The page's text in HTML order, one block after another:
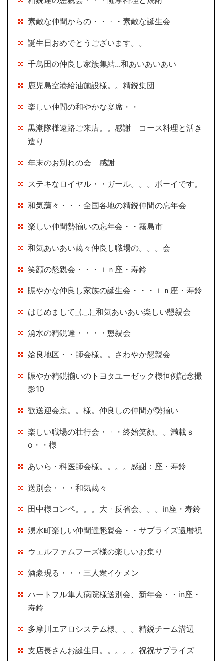
素敵な仲間からの・・・・素敵な誕生会
誕生日おめでとうございます。。
千鳥田の仲良し家族集結...和あいあいあい
鹿児島空港給油施設様。。精鋭集団
楽しい仲間の和やかな宴席・・
黒潮隊様遠路ご来店。。感謝 コース料理と活き
造り
年末のお別れの会 感謝
ステキなロイヤル・・ガール。。。ボーイです。
和気藹々・・・全国各地の精鋭仲間の忘年会
楽しい仲間勢揃いの忘年会・・霧島市
和気あいあい藹々仲良し職場の。。。会
笑顔の懇親会・・・ｉｎ座・寿鈴
賑やかな仲良し家族の誕生会・・・ｉｎ座・寿鈴
はじめまして_(._.)_和気あいあい楽しい懇親会
湧水の精鋭達・・・・懇親会
姶良地区・・師会様。。さわやか懇親会
賑やか精鋭揃いのトヨタユーゼック様恒例記念撮
影10
歓送迎会京。。様。仲良しの仲間が勢揃い
楽しい職場の壮行会・・・終始笑顔。。満載ｓ
o・・様
あいら・科医師会様。。。。感謝：座・寿鈴
送別会・・・和気藹々
田中様コンペ。。。大・反省会。。。in座・寿鈴
湧水町楽しい仲間達懇親会・・サプライズ還暦祝
ウェルファムフーズ様の楽しいお集り
酒豪現る・・・三人衆イケメン
ハートフル隼人病院様送別会、新年会・・in座・
寿鈴
多摩川エアロシステム様。。。精鋭チーム溝辺
支店長さんお誕生日。。。。。祝祝サプライズ